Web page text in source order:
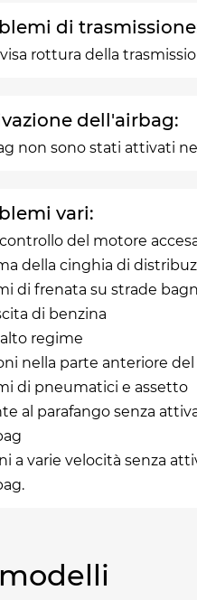
di
rottura della
dell'airbag:
non sono stati attivati
vari:
del motore
della cinghia di
di frenata su strade
di benzina
regime
nella parte anteriore
di pneumatici e assetto
al parafango senza
a varie velocità senza